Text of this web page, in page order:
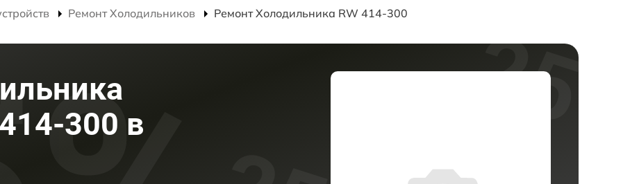
Ремонт Холодильников Ремонт Холодильника RW 414-300
300 в